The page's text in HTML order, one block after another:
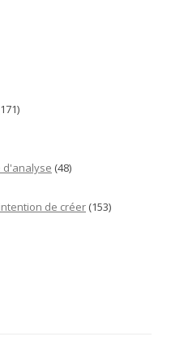
d'analyse (48)
de créer (153)